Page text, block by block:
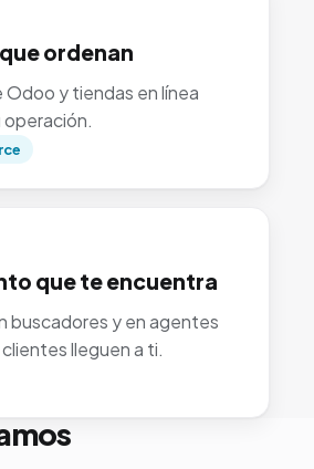
ordenan
y tiendas en línea
que te encuentra
buscadores y en agentes
lleguen a ti.